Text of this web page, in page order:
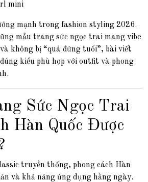
mini
mạnh trong fashion styling 2026.
mẫu trang sức ngọc trai mang vibe
không bị “quá đứng tuổi”, bài viết
kiểu phù hợp với outfit và phong
Sức Ngọc Trai
Hàn Quốc Được
truyền thống, phong cách Hàn
và khả năng ứng dụng hằng ngày.